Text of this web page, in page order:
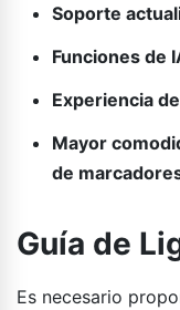
Soporte
Funciones de
Experiencia
Mayor
de
Guía de
Es necesario